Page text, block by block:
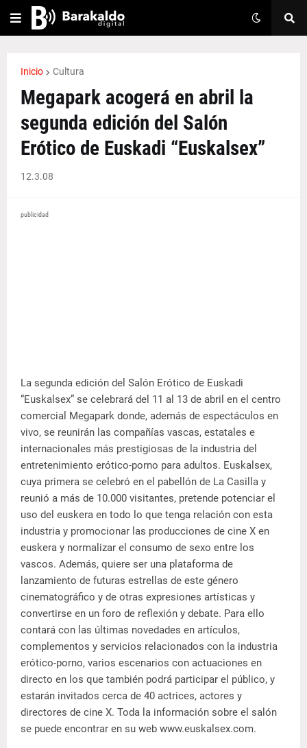
Inicio Cultura
Megapark acogerá en abril la
segunda edición del Salón
Erótico de Euskadi “Euskalsex”
12.3.08
publicidad
La segunda edición del Salón Erótico de Euskadi
“Euskalsex” se celebrará del 11 al 13 de abril en el centro
comercial Megapark donde, además de espectáculos en
vivo, se reunirán las compañías vascas, estatales e
internacionales más prestigiosas de la industria del
entretenimiento erótico-porno para adultos. Euskalsex,
cuya primera se celebró en el pabellón de La Casilla y
reunió a más de 10.000 visitantes, pretende potenciar el
uso del euskera en todo lo que tenga relación con esta
industria y promocionar las producciones de cine X en
euskera y normalizar el consumo de sexo entre los
vascos. Además, quiere ser una plataforma de
lanzamiento de futuras estrellas de este género
cinematográfico y de otras expresiones artísticas y
convertirse en un foro de reflexión y debate. Para ello
contará con las últimas novedades en artículos,
complementos y servicios relacionados con la industria
erótico-porno, varios escenarios con actuaciones en
directo en los que también podrá participar el público, y
estarán invitados cerca de 40 actrices, actores y
directores de cine X. Toda la información sobre el salón
se puede encontrar en su web www.euskalsex.com.